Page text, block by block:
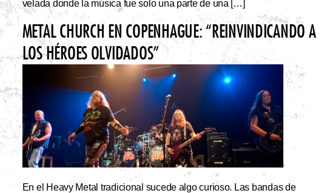
velada donde la música fue solo una parte de una […]
METAL CHURCH EN COPENHAGUE: “REINVINDICANDO A
LOS HÉROES OLVIDADOS”
En el Heavy Metal tradicional sucede algo curioso. Las bandas de